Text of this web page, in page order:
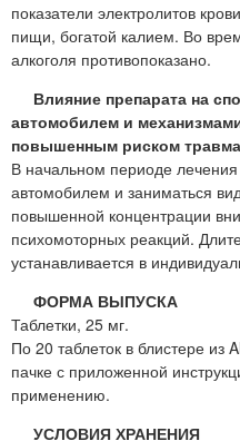
показатели электролитов
пищи, богатой калием. Во
алкоголя противопоказано.
Влияние препарата на
автомобилем и
повышенным риском
В начальном периоде
автомобилем и заниматься
повышенной концентрации
психомоторных реакций.
устанавливается в
ФОРМА ВЫПУСКА
Таблетки, 25 мг.
По 20 таблеток в блистере из
пачке с приложенной
применению.
УСЛОВИЯ ХРАНЕНИЯ